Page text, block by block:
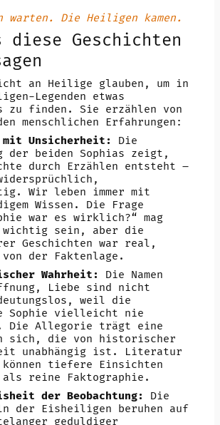
warten. Die Heiligen kamen.
diese Geschichten
an Heilige glauben, um in
Legenden etwas
zu finden. Sie erzählen von
menschlichen Erfahrungen:
mit Unsicherheit:
Die
der beiden Sophias zeigt,
durch Erzählen entsteht –
Wir leben immer mit
Wissen. Die Frage
war es wirklich?“ mag
sein, aber die
Geschichten war real,
von der Faktenlage.
Wahrheit:
Die Namen
Liebe sind nicht
weil die
Sophie vielleicht nie
Die Allegorie trägt eine
sich, die von historischer
unabhängig ist. Literatur
können tiefere Einsichten
reine Faktographie.
der Beobachtung:
Die
der Eisheiligen beruhen auf
geduldiger